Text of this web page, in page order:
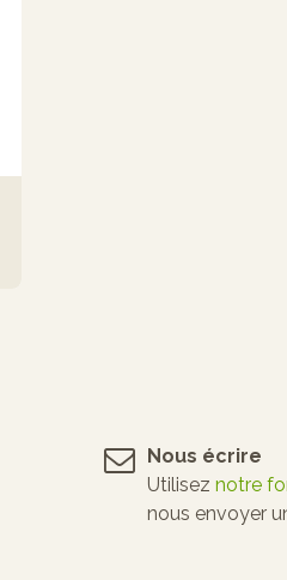
Nous écrire
Utilisez notre
nous envoyer